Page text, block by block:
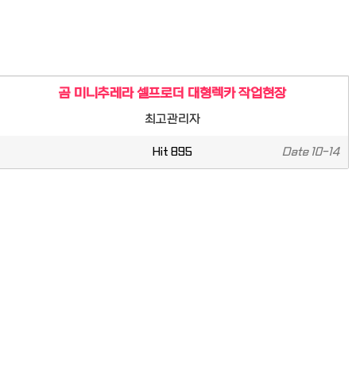
곰 미니추레라 셀프로더 대형렉카 작업현장
최고관리자
Hit 895 Date10-14